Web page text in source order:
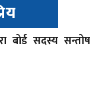
बोर्ड सदस्य सन्तोष